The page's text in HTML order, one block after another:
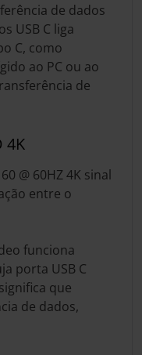
de dados
USB C liga
C, como
ao PC ou ao
de
4K
@ 60HZ 4K sinal
entre o
funciona
porta USB C
que
de dados,